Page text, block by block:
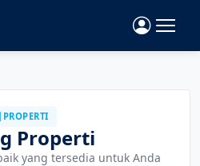
PROPERTI
Properti
yang tersedia untuk Anda